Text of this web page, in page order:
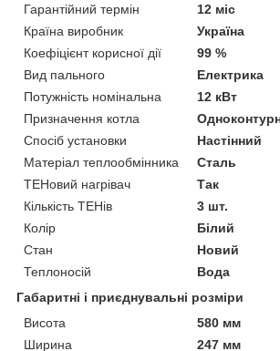
Гарантійний термін
12 міс
Країна виробник
Україна
Коефіцієнт корисної дії
99 %
Вид пального
Електрика
Потужність номінальна
12 кВт
Призначення котла
Спосіб установки
Настінний
Матеріал теплообмінника
Сталь
ТЕНовий нагрівач
Так
Кількість ТЕНів
3 шт.
Колір
Білий
Стан
Новий
Теплоносій
Вода
Габаритні і приєднувальні розміри
Висота
580 мм
Ширина
247 мм